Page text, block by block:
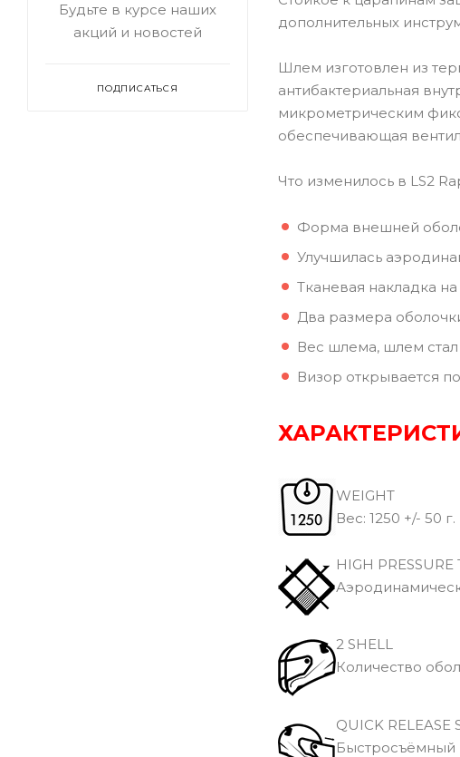
дополнительных
Шлем изготовлен из
антибактериальная
микрометрическим
обеспечивающая
Что изменилось в LS2
Форма внешней
Улучшилась
Тканевая накладка
Два размера
Вес шлема, шлем
Визор открывается
WEIGHT
Вec: 1250 +/- 50 г.
HIGH
2 SHELL
Количество
QUICK RELEASE
Быстросъёмный
Будьте в курсе наших
акций и новостей
ПОДПИСАТЬСЯ